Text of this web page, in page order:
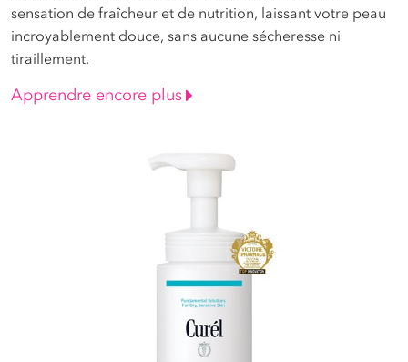
sensation de fraîcheur et de nutrition, laissant votre peau
incroyablement douce, sans aucune sécheresse ni
tiraillement.
Apprendre encore plus